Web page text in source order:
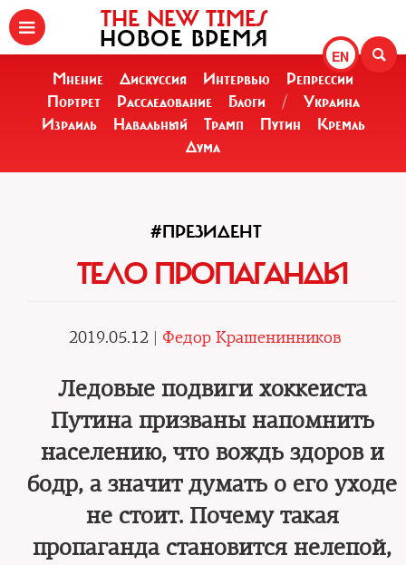
EN
THE NEW TIMES
НОВОЕ ВРЕМЯ
Мнение Дискуссия Интервью
Репрессии
Портрет
Расследование Блоги /
Украина
Израиль
Навальный Трамп Путин
Кремль
Дума
#ПРЕЗИДЕНТ
ТЕЛО ПРОПАГАНДЫ
2019.05.12 | Федор Крашенинников
Ледовые подвиги хоккеиста
Путина призваны напомнить
населению, что вождь здоров и
бодр, а значит думать о его уходе
не стоит. Почему такая
пропаганда становится нелепой,